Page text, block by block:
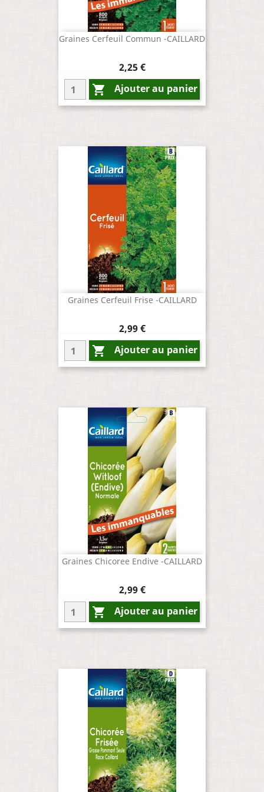
Graines Cerfeuil Commun -CAILLARD
Prix
2,25 €
 Ajouter au panier
Graines Cerfeuil Frise -CAILLARD
Prix
2,99 €
 Ajouter au panier
Graines Chicoree Endive -CAILLARD
Prix
2,99 €
 Ajouter au panier